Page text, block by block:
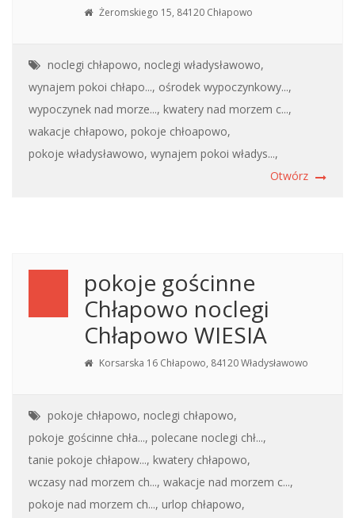
Żeromskiego 15, 84120 Chłapowo
noclegi chłapowo, noclegi władysławowo,
wynajem pokoi chłapo..., ośrodek wypoczynkowy...,
wypoczynek nad morze..., kwatery nad morzem c...,
wakacje chłapowo, pokoje chłoapowo,
pokoje władysławowo, wynajem pokoi władys...,
Otwórz
pokoje gościnne
Chłapowo noclegi
Chłapowo WIESIA
Korsarska 16 Chłapowo, 84120 Władysławowo
pokoje chłapowo, noclegi chłapowo,
pokoje gościnne chła..., polecane noclegi chł...,
tanie pokoje chłapow..., kwatery chłapowo,
wczasy nad morzem ch..., wakacje nad morzem c...,
pokoje nad morzem ch..., urlop chłapowo,